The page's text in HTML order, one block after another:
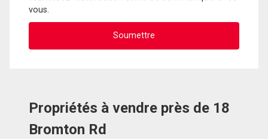
vous.
Propriétés à vendre près de 18
Bromton Rd